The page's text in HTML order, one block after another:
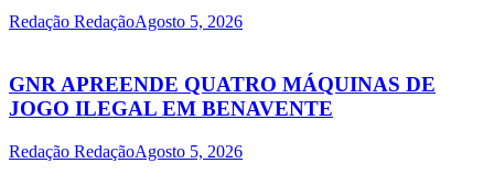
Redação RedaçãoAgosto 5, 2026
GNR APREENDE QUATRO MÁQUINAS DE
JOGO ILEGAL EM BENAVENTE
Redação RedaçãoAgosto 5, 2026